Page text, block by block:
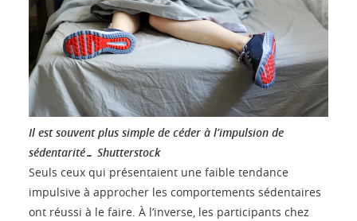
Il est souvent plus simple de céder à l’impulsion de
sédentarité… Shutterstock
Seuls ceux qui présentaient une faible tendance
impulsive à approcher les comportements sédentaires
ont réussi à le faire. À l’inverse, les participants chez